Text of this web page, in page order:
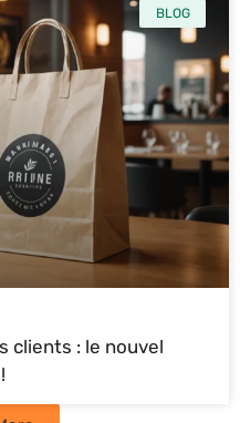
BLOG
clients : le nouvel